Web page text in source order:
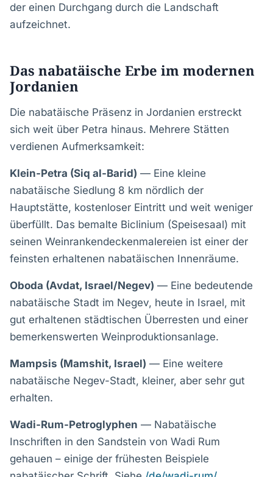
der einen Durchgang durch die Landschaft
aufzeichnet.
Das nabatäische Erbe im modernen
Jordanien
Die nabatäische Präsenz in Jordanien erstreckt
sich weit über Petra hinaus. Mehrere Stätten
verdienen Aufmerksamkeit:
Klein-Petra (Siq al-Barid) — Eine kleine
nabatäische Siedlung 8 km nördlich der
Hauptstätte, kostenloser Eintritt und weit weniger
überfüllt. Das bemalte Biclinium (Speisesaal) mit
seinen Weinrankendeckenmalereien ist einer der
feinsten erhaltenen nabatäischen Innenräume.
Oboda (Avdat, Israel/Negev) — Eine bedeutende
nabatäische Stadt im Negev, heute in Israel, mit
gut erhaltenen städtischen Überresten und einer
bemerkenswerten Weinproduktionsanlage.
Mampsis (Mamshit, Israel) — Eine weitere
nabatäische Negev-Stadt, kleiner, aber sehr gut
erhalten.
Wadi-Rum-Petroglyphen — Nabatäische
Inschriften in den Sandstein von Wadi Rum
gehauen – einige der frühesten Beispiele